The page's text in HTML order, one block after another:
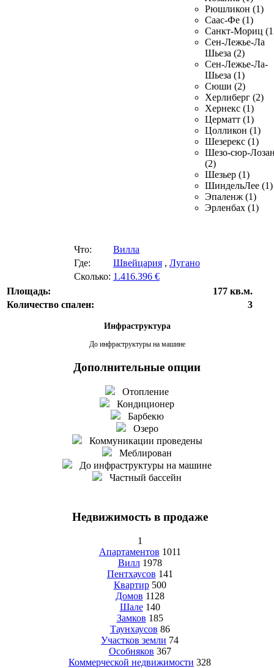
Рюшликон (1)
Саас-Фе (1)
Санкт-Мориц
Сен-Лежье-Ла
Шьеза (2)
Сен-Лежье-Ла-
Шьеза (1)
Сюши (2)
Херлиберг (2)
Хернекс (1)
Церматт (1)
Цолликон (1)
Шезерекс (1)
Шезо-сюр-
(2)
Шезьер (1)
ШиндельЛее (1)
Эпаленж (1)
Эрленбах (1)
Что:
Вилла
Где:
Швейцария , Лугано
Сколько: 1.416.396 €
Площадь:
177 кв.м.
Количество спален:
3
Инфраструктура
До инфраструктуры на машине
Дополнительные опции
Отопление
Кондиционер
Барбекю
Озеро
Коммуникации проведены
Меблирован
До инфраструктуры на машине
Частный бассейн
Недвижимость в продаже
1
Апартаментов 1011
Вилл 1978
Пентхаусов 141
Квартир 500
Домов 1128
Шале 140
Замков 185
Таунхаусов 86
Участков земли 74
Особняков 367
Коммерческой недвижимости 328